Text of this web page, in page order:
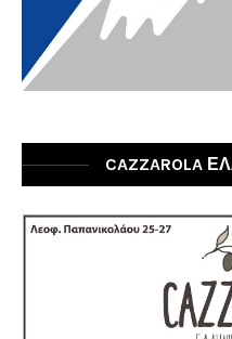
CAZZAROLA